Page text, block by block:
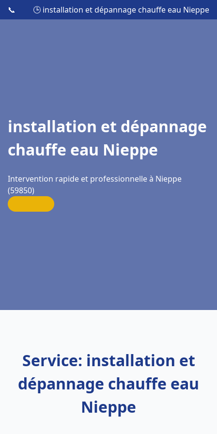
📞 🕒 installation et dépannage chauffe eau Nieppe
installation et dépannage
chauffe eau Nieppe
Intervention rapide et professionnelle à Nieppe
(59850)
Service: installation et
dépannage chauffe eau
Nieppe